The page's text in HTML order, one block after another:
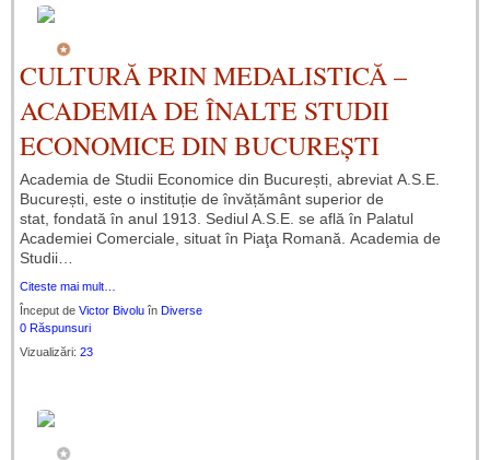
CULTURĂ PRIN MEDALISTICĂ –
ACADEMIA DE ÎNALTE STUDII
ECONOMICE DIN BUCUREȘTI
Academia de Studii Economice din București, abreviat A.S.E.
București, este o instituție de învățământ superior de
stat, fondată în anul 1913. Sediul A.S.E. se află în Palatul
Academiei Comerciale, situat în Piaţa Romană. Academia de
Studii…
Citeste mai mult…
Început de Victor Bivolu în Diverse
0 Răspunsuri
Vizualizări: 23